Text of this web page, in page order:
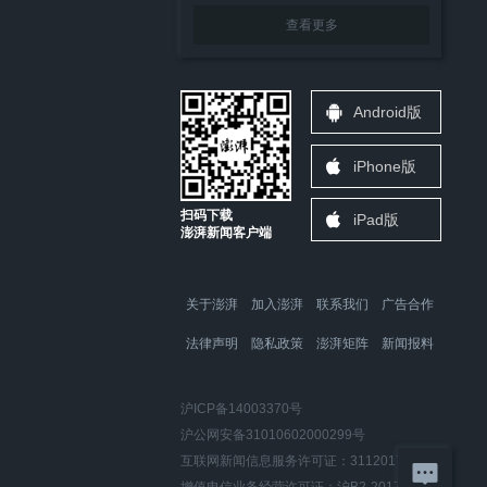
查看更多
扫码下载
澎湃新闻客户端
Android版
iPhone版
iPad版
关于澎湃 加入澎湃 联系我们 广告合作
法律声明 隐私政策 澎湃矩阵 新闻报料
沪ICP备14003370号
沪公网安备31010602000299号
互联网新闻信息服务许可证：31120170006